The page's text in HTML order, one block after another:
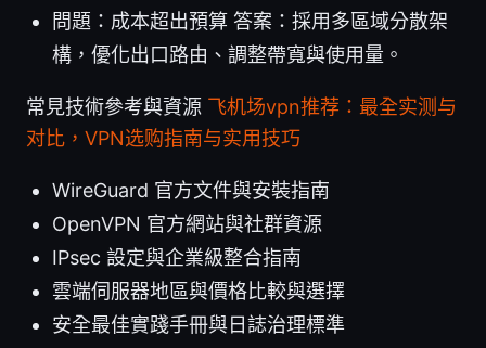
問題：成本超出預算 答案：採用多區域分散架
構，優化出口路由、調整帶寬與使用量。
常見技術參考與資源 飞机场vpn推荐：最全实测与
对比，VPN选购指南与实用技巧
WireGuard 官方文件與安裝指南
OpenVPN 官方網站與社群資源
IPsec 設定與企業級整合指南
雲端伺服器地區與價格比較與選擇
安全最佳實踐手冊與日誌治理標準